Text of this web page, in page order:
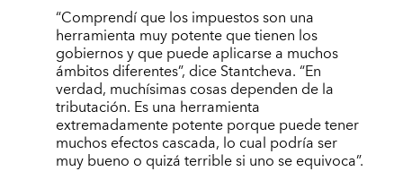
“Comprendí que los impuestos son una
herramienta muy potente que tienen los
gobiernos y que puede aplicarse a muchos
ámbitos diferentes”, dice Stantcheva. “En
verdad, muchísimas cosas dependen de la
tributación. Es una herramienta
extremadamente potente porque puede tener
muchos efectos cascada, lo cual podría ser
muy bueno o quizá terrible si uno se equivoca”.